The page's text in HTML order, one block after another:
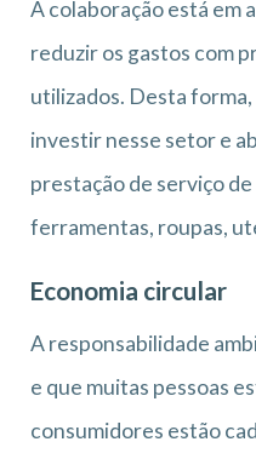
A colaboração está em
reduzir os gastos com
utilizados. Desta
investir nesse setor e
prestação de serviço
ferramentas, roupas,
Economia circular
A responsabilidade
e que muitas pessoas
consumidores estão